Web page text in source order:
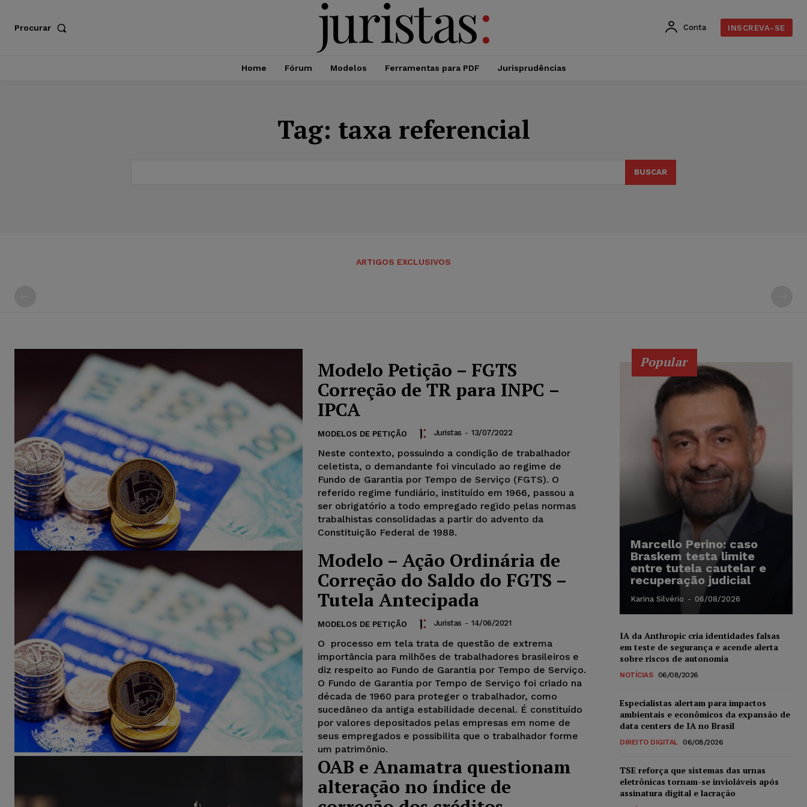
Procurar Conta INSCREVA-SE
Home Fórum Modelos Ferramentas para PDF Jurisprudências
Tag: taxa referencial
BUSCAR
ARTIGOS EXCLUSIVOS
Modelo Petição – FGTS
Correção de TR para INPC –
IPCA
MODELOS DE PETIÇÃO Juristas - 13/07/2022
Neste contexto, possuindo a condição de trabalhador
celetista, o demandante foi vinculado ao regime de
Fundo de Garantia por Tempo de Serviço (FGTS). O
referido regime fundiário, instituído em 1966, passou a
ser obrigatório a todo empregado regido pelas normas
trabalhistas consolidadas a partir do advento da
Constituição Federal de 1988.
Modelo – Ação Ordinária de
Correção do Saldo do FGTS –
Tutela Antecipada
MODELOS DE PETIÇÃO Juristas - 14/06/2021
O processo em tela trata de questão de extrema
importância para milhões de trabalhadores brasileiros e
diz respeito ao Fundo de Garantia por Tempo de Serviço.
O Fundo de Garantia por Tempo de Serviço foi criado na
década de 1960 para proteger o trabalhador, como
sucedâneo da antiga estabilidade decenal. É constituído
por valores depositados pelas empresas em nome de
seus empregados e possibilita que o trabalhador forme
um patrimônio.
OAB e Anamatra questionam
alteração no índice de
Popular
Marcello Perino: caso
Braskem testa limite
entre tutela cautelar e
recuperação judicial
Karina Silvério - 06/08/2026
IA da Anthropic cria identidades falsas
em teste de segurança e acende alerta
sobre riscos de autonomia
NOTÍCIAS 06/08/2026
Especialistas alertam para impactos
ambientais e econômicos da expansão de
data centers de IA no Brasil
DIREITO DIGITAL 06/08/2026
TSE reforça que sistemas das urnas
eletrônicas tornam-se invioláveis após
assinatura digital e lacração